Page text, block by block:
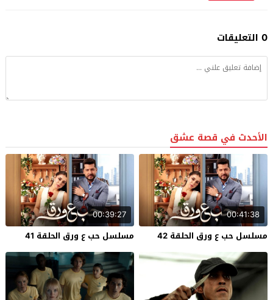
0 التعليقات
الأحدث في قصة عشق
00:41:38
مسلسل حب ع ورق الحلقة 42
00:39:27
مسلسل حب ع ورق الحلقة 41